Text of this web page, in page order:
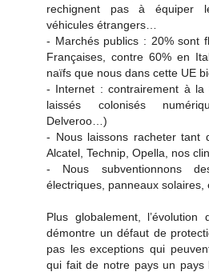
rechignent pas à équiper
véhicules étrangers…
- Marchés publics : 20% sont
Françaises, contre 60% en
naïfs que nous dans cette UE
- Internet : contrairement à la
laissés colonisés
Delveroo…)
- Nous laissons racheter tant
Alcatel, Technip, Opella, nos
- Nous subventionnons
électriques, panneaux solaires,
Plus globalement,
démontre un défaut de
pas les exceptions qui
qui fait de notre pays un